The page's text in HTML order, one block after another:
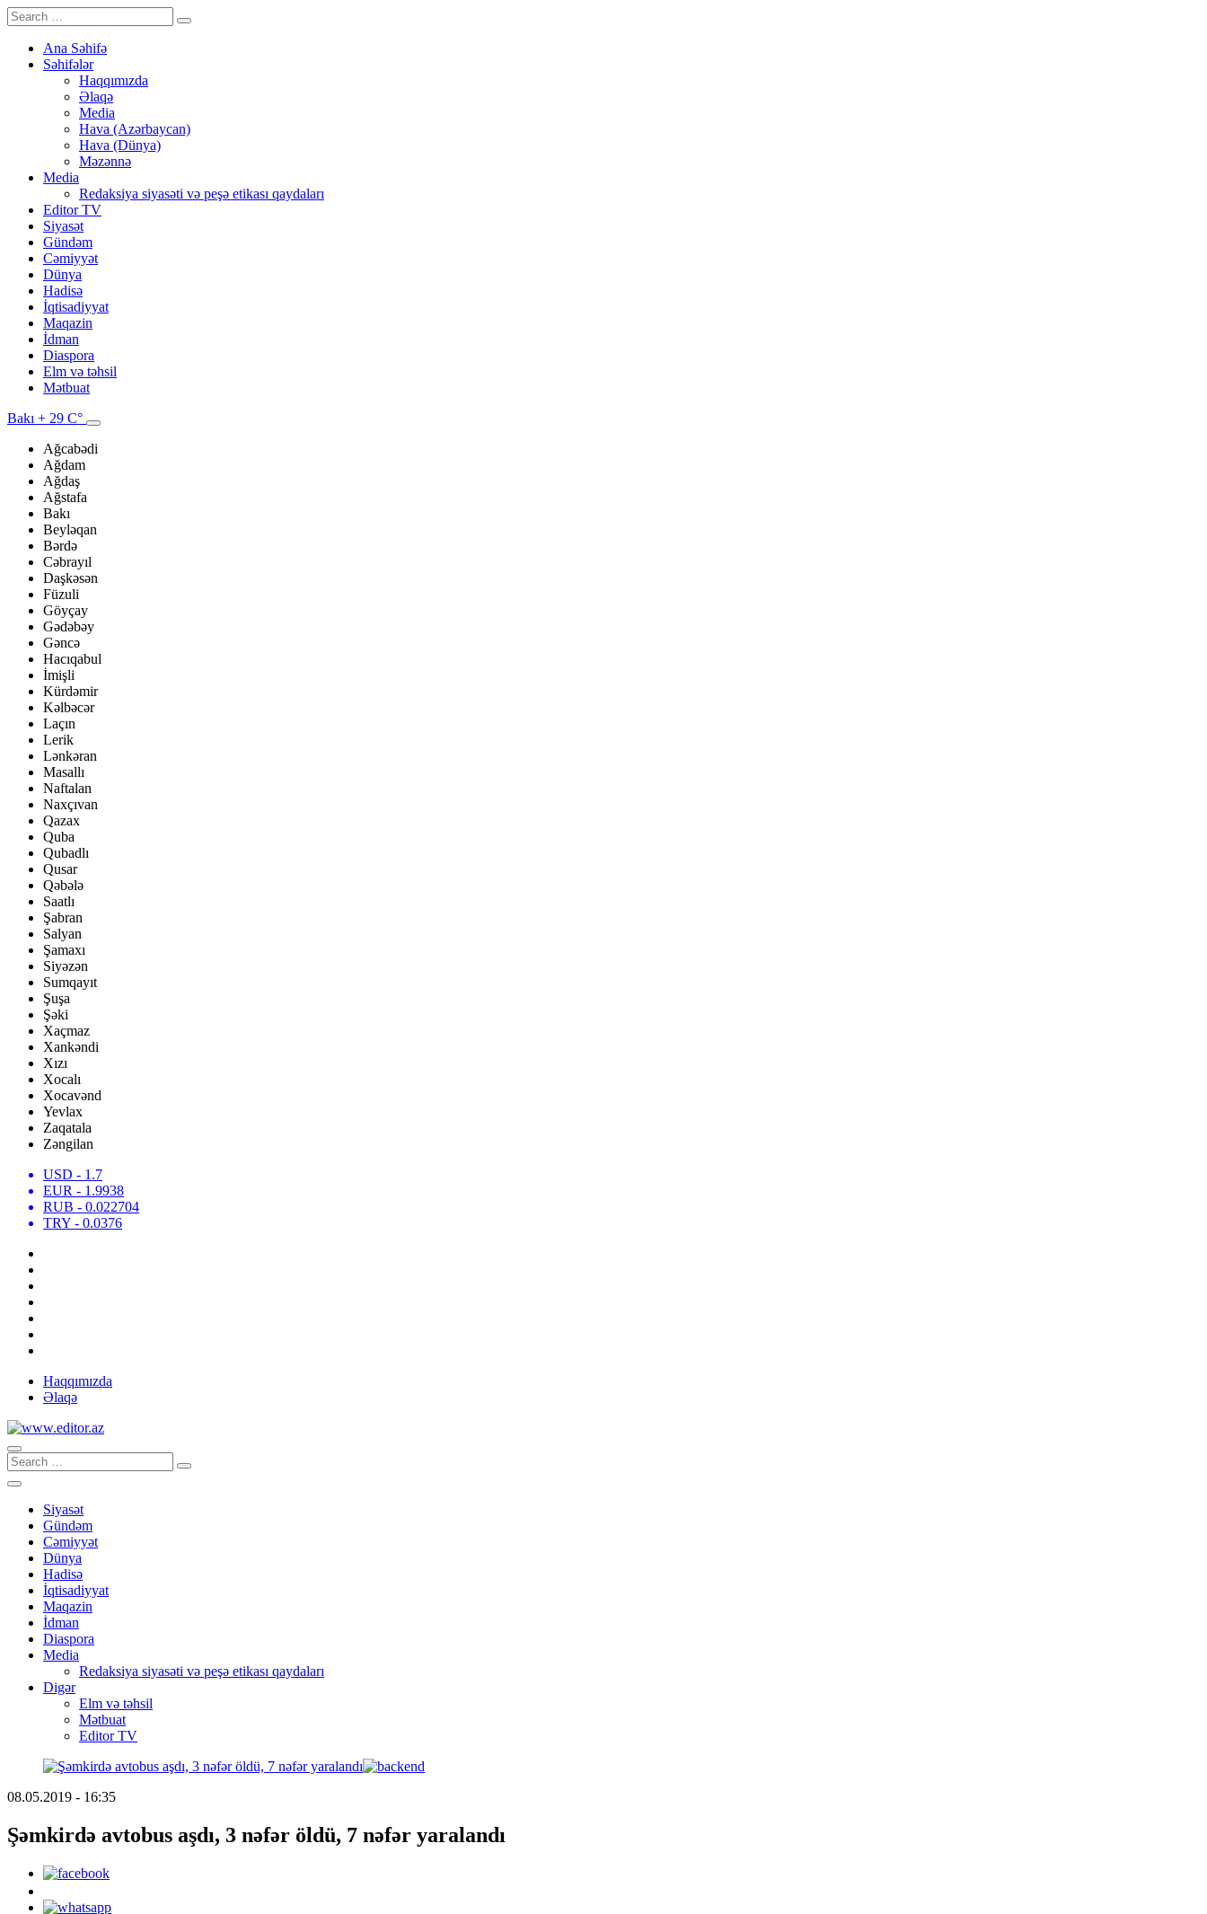
Ana Səhifə
Səhifələr
Haqqımızda
Əlaqə
Media
Hava (Azərbaycan)
Hava (Dünya)
Məzənnə
Media
Redaksiya siyasəti və peşə etikası qaydaları
Editor TV
Siyasət
Gündəm
Cəmiyyət
Dünya
Hadisə
İqtisadiyyat
Maqazin
İdman
Diaspora
Elm və təhsil
Mətbuat
Bakı + 29 C°
Ağcabədi
Ağdam
Ağdaş
Ağstafa
Bakı
Beyləqan
Bərdə
Cəbrayıl
Daşkəsən
Füzuli
Göyçay
Gədəbəy
Gəncə
Hacıqabul
İmişli
Kürdəmir
Kəlbəcər
Laçın
Lerik
Lənkəran
Masallı
Naftalan
Naxçıvan
Qazax
Quba
Qubadlı
Qusar
Qəbələ
Saatlı
Şabran
Salyan
Şamaxı
Siyəzən
Sumqayıt
Şuşa
Şəki
Xaçmaz
Xankəndi
Xızı
Xocalı
Xocavənd
Yevlax
Zaqatala
Zəngilan
USD - 1.7
EUR - 1.9938
RUB - 0.022704
TRY - 0.0376
Haqqımızda
Əlaqə
Siyasət
Gündəm
Cəmiyyət
Dünya
Hadisə
İqtisadiyyat
Maqazin
İdman
Diaspora
Media
Redaksiya siyasəti və peşə etikası qaydaları
Digər
Elm və təhsil
Mətbuat
Editor TV
08.05.2019 - 16:35
Şəmkirdə avtobus aşdı, 3 nəfər öldü, 7 nəfər yaralandı